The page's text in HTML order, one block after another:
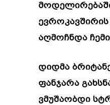
აღმოჩნდა ჩემი
დიდმა
ფანჯარა
ვმუშაობდი